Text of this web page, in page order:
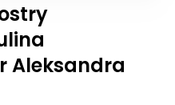
Aleksandra